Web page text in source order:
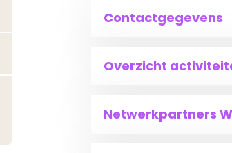
Contactgegevens
Overzicht
Netwerkpartners